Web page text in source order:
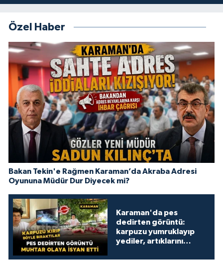
Özel Haber
Bakan Tekin'e Rağmen Karaman’da Akraba Adresi
Oyununa Müdür Dur Diyecek mi?
Karaman'da pes
dedirten görüntü:
karpuzu yumruklayıp
yediler, artıklarını